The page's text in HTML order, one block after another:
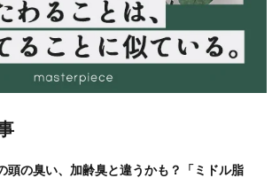
頭の臭い、加齢臭と違うかも？「ミドル脂